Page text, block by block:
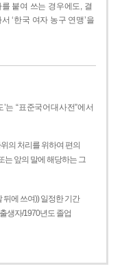
붙여 쓰는 경우에도, 결
‘한국 여자 농구 연맹’을
는 “표준국어대사전”에서
의 처리를 위하여 편의
는 앞의 말에 해당하는 그
뒤에 쓰여)) 일정한 기간
생자/1970년도 졸업